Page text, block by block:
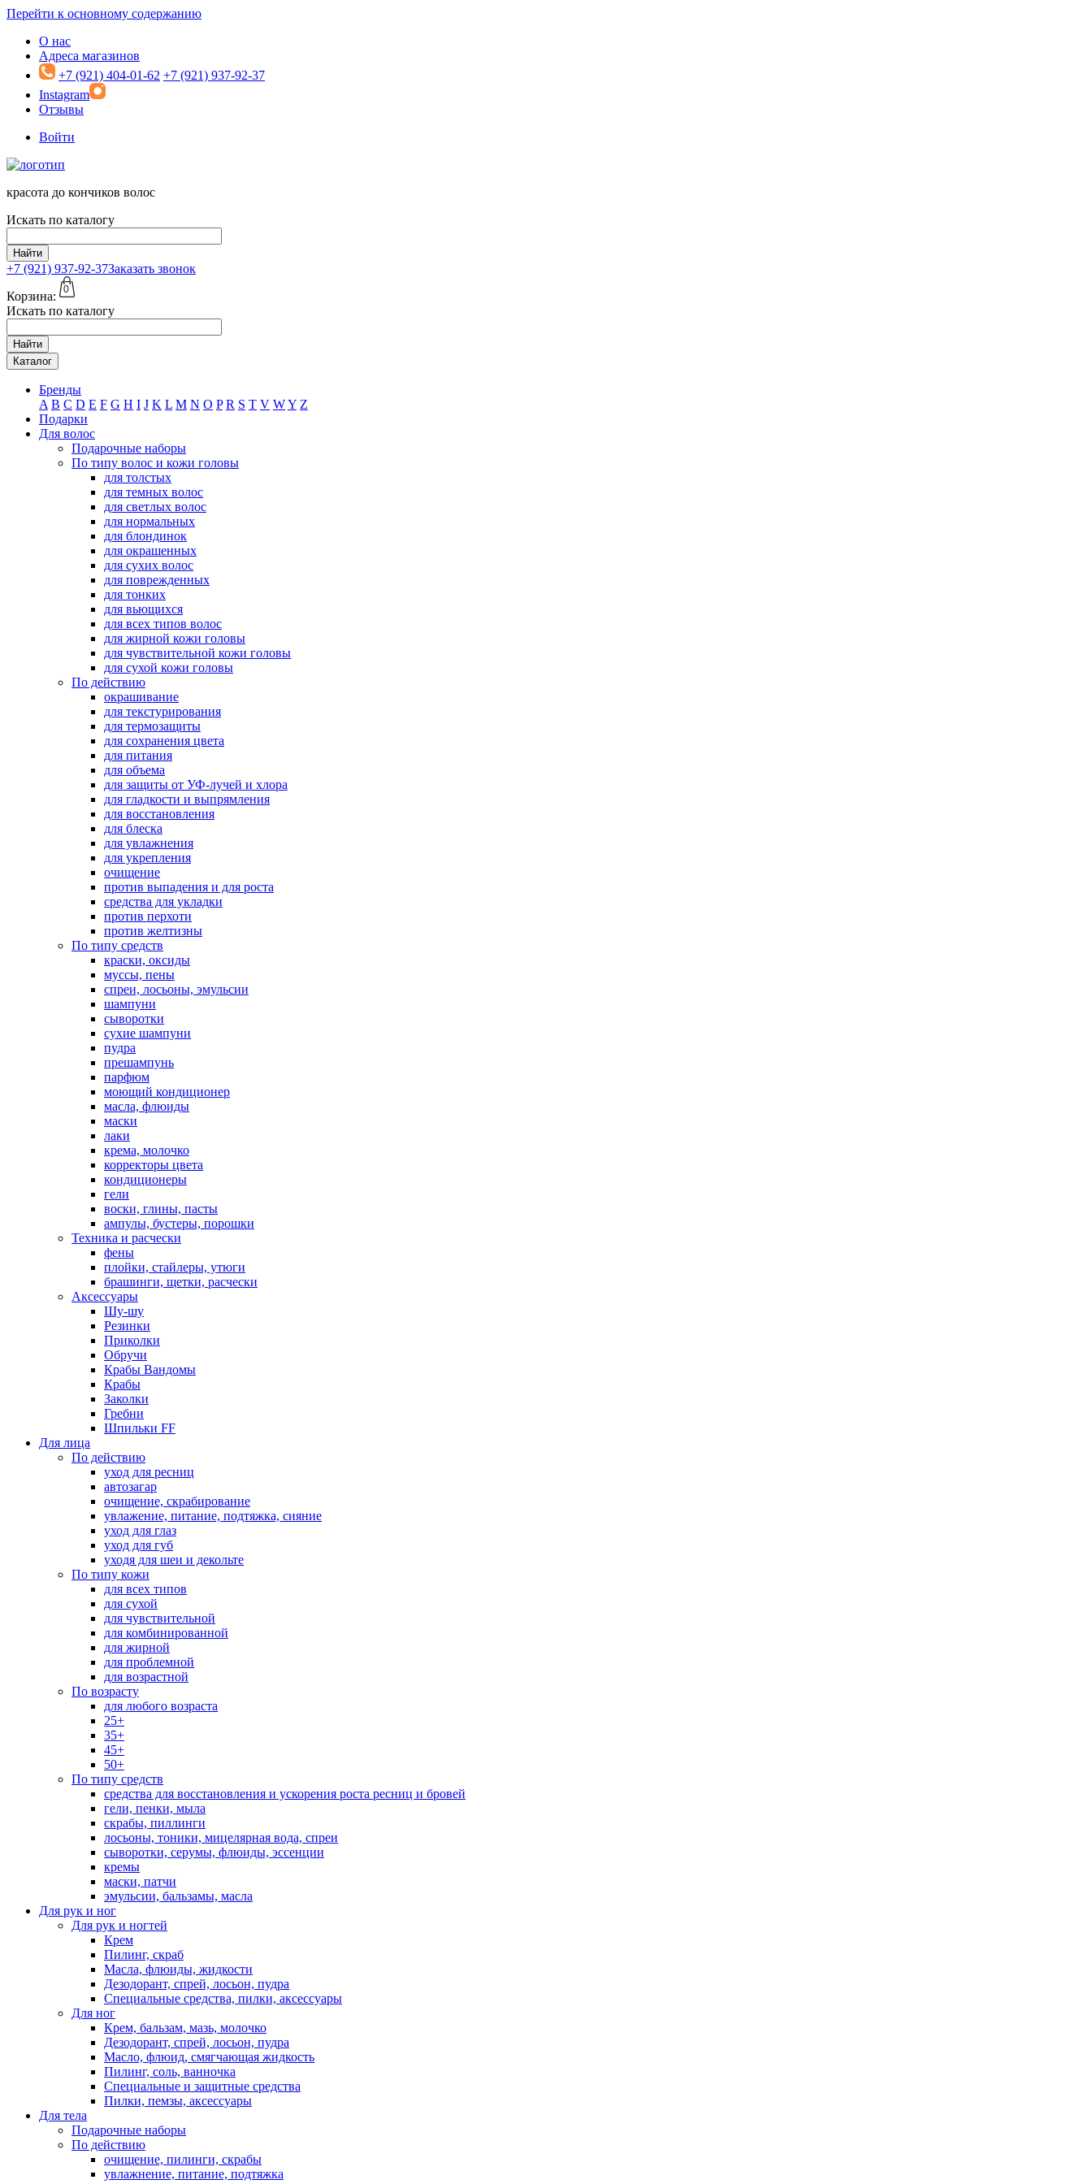
Перейти к основному содержанию
О нас
Адреса магазинов
+7 (921) 404-01-62 +7 (921) 937-92-37
Instagram
Отзывы
Войти
красота до кончиков волос
Искать по каталогу
Найти
+7 (921) 937-92-37Заказать звонок
Корзина:
0
Искать по каталогу
Найти
Каталог
Бренды
A B C D E F G H I J K L M N O P R S T V WY Z
Подарки
Для волос
Подарочные наборы
По типу волос и кожи головы
для толстых
для темных волос
для светлых волос
для нормальных
для блондинок
для окрашенных
для сухих волос
для поврежденных
для тонких
для вьющихся
для всех типов волос
для жирной кожи головы
для чувствительной кожи головы
для сухой кожи головы
По действию
окрашивание
для текстурирования
для термозащиты
для сохранения цвета
для питания
для объема
для защиты от УФ-лучей и хлора
для гладкости и выпрямления
для восстановления
для блеска
для увлажнения
для укрепления
очищение
против выпадения и для роста
средства для укладки
против перхоти
против желтизны
По типу средств
краски, оксиды
муссы, пены
спреи, лосьоны, эмульсии
шампуни
сыворотки
сухие шампуни
пудра
прешампунь
парфюм
моющий кондиционер
масла, флюиды
маски
лаки
крема, молочко
корректоры цвета
кондиционеры
гели
воски, глины, пасты
ампулы, бустеры, порошки
Техника и расчески
фены
плойки, стайлеры, утюги
брашинги, щетки, расчески
Аксессуары
Шу-шу
Резинки
Приколки
Обручи
Крабы Вандомы
Крабы
Заколки
Гребни
Шпильки FF
Для лица
По действию
уход для ресниц
автозагар
очищение, скрабирование
увлажение, питание, подтяжка, сияние
уход для глаз
уход для губ
уходя для шеи и декольте
По типу кожи
для всех типов
для сухой
для чувствительной
для комбинированной
для жирной
для проблемной
для возрастной
По возрасту
для любого возраста
25+
35+
45+
50+
По типу средств
средства для восстановления и ускорения роста ресниц и бровей
гели, пенки, мыла
скрабы, пиллинги
лосьоны, тоники, мицелярная вода, спреи
сыворотки, серумы, флюиды, эссенции
кремы
маски, патчи
эмульсии, бальзамы, масла
Для рук и ног
Для рук и ногтей
Крем
Пилинг, скраб
Масла, флюиды, жидкости
Дезодорант, спрей, лосьон, пудра
Специальные средства, пилки, аксессуары
Для ног
Крем, бальзам, мазь, молочко
Дезодорант, спрей, лосьон, пудра
Масло, флюид, смягчающая жидкость
Пилинг, соль, ванночка
Специальные и защитные средства
Пилки, пемзы, аксессуары
Для тела
Подарочные наборы
По действию
очищение, пилинги, скрабы
увлажнение, питание, подтяжка